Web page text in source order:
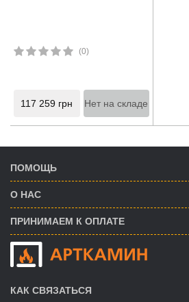
(0)
117 259 грн Нет на складе
ПОМОЩЬ
О НАС
ПРИНИМАЕМ К ОПЛАТЕ
КАК СВЯЗАТЬСЯ